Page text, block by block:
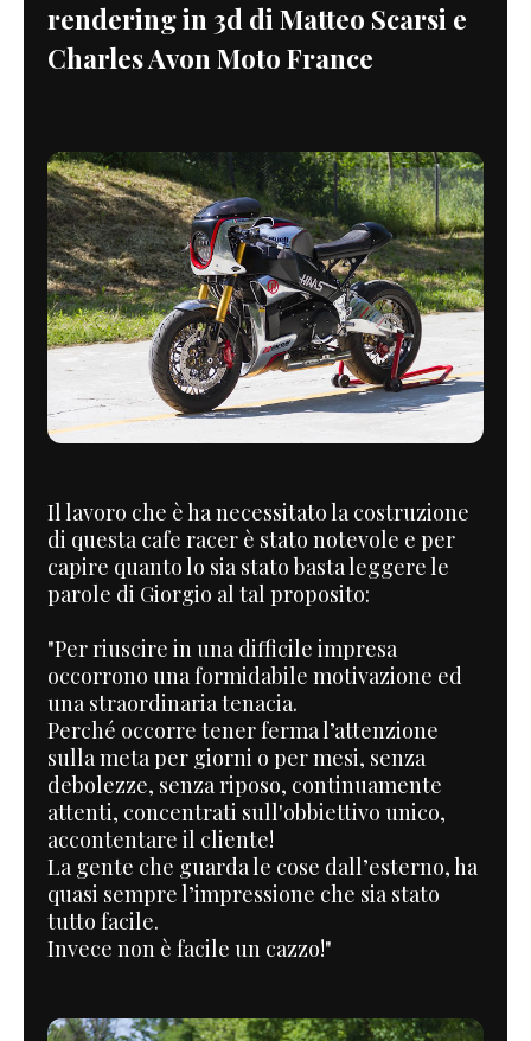
rendering in 3d di Matteo Scarsi e
Charles Avon Moto France
Il lavoro che è ha necessitato la costruzione
di questa cafe racer è stato notevole e per
capire quanto lo sia stato basta leggere le
parole di Giorgio al tal proposito:
"Per riuscire in una difficile impresa
occorrono una formidabile motivazione ed
una straordinaria tenacia.
Perché occorre tener ferma l’attenzione
sulla meta per giorni o per mesi, senza
debolezze, senza riposo, continuamente
attenti, concentrati sull'obbiettivo unico,
accontentare il cliente!
La gente che guarda le cose dall’esterno, ha
quasi sempre l’impressione che sia stato
tutto facile.
Invece non è facile un cazzo!"